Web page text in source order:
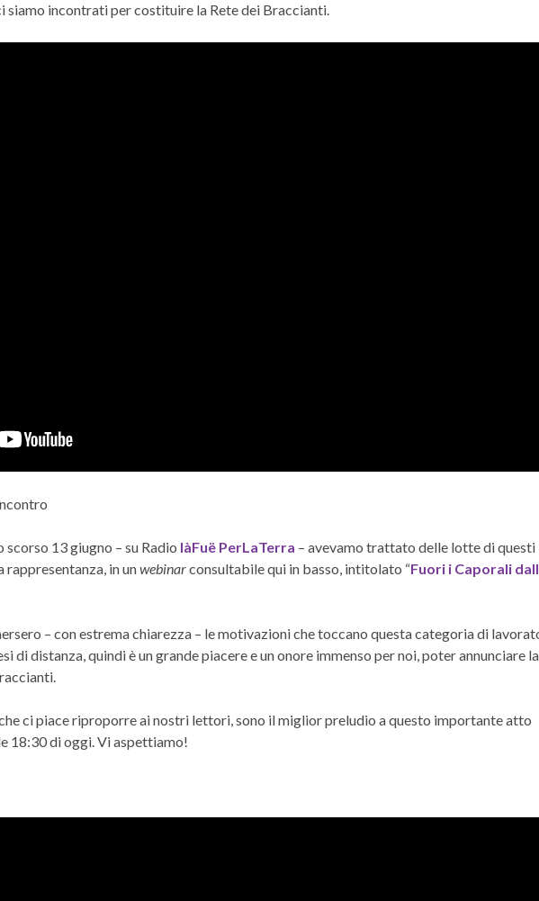
siamo incontrati per costituire la Rete dei Braccianti.
13 giugno – su Radio IàFuë PerLaTerra – avevamo trattato delle lotte di questi
in unwebinarconsultabile qui in basso, intitolato “Fuori i Caporali
– con estrema chiarezza – le motivazioni che toccano questa categoria di
di distanza, quindi è un grande piacere e un onore immenso per noi, poter annunciare la
ci piace riproporre ai nostri lettori, sono il miglior preludio a questo importante atto
18:30 di oggi. Vi aspettiamo!